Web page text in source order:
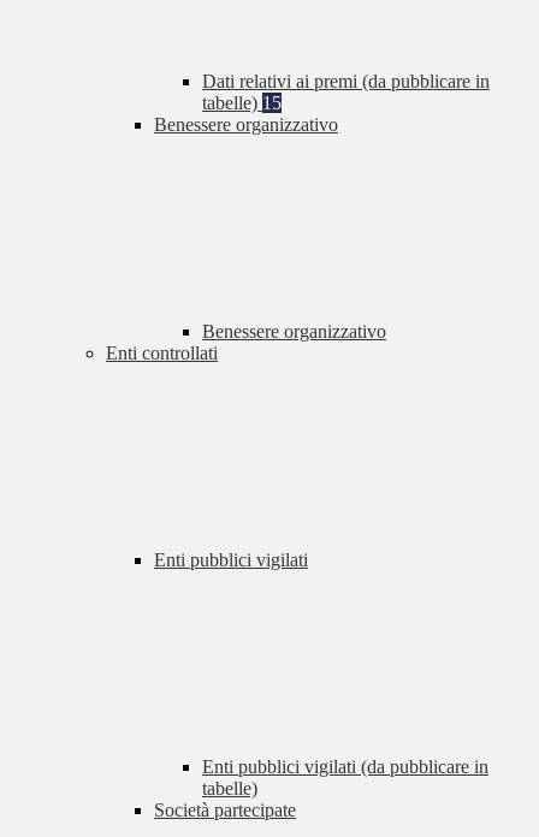
Dati relativi ai premi (da pubblicare in
tabelle) 15
Benessere organizzativo
Benessere organizzativo
Enti controllati
Enti pubblici vigilati
Enti pubblici vigilati (da pubblicare in
tabelle)
Società partecipate